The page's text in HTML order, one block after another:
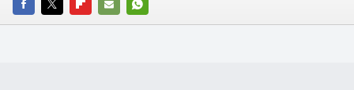
FACEBOOK
TWITTERFLIPBOARD
E-
WHATSAPP